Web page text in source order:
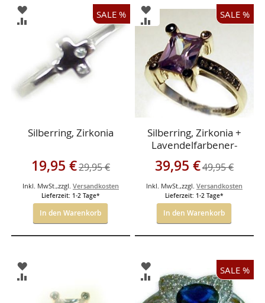
SALE %
ZUR
WUNSCHLISTE
ZUR
VERGLEICHSLISTE
HINZUFÜGEN
Silberring, Zirkonia
Sonderangebot
19,95 €29,95 €
Inkl. MwSt.,zzgl. Versandkosten
Lieferzeit: 1-2 Tage*
In den Warenkorb
SALE %
ZUR
WUNSCHLISTE
HINZUFÜGEN
ZUR
VERGLEICHSLISTE
HINZUFÜGEN
Silberring, Zirkonia +
Lavendelfarbener-
Stein 12*6 mmm
Sonderangebot
39,95 €49,95 €
Inkl. MwSt.,zzgl. Versandkosten
Lieferzeit: 1-2 Tage*
In den Warenkorb
ZUR
WUNSCHLISTE
ZUR
HINZUFÜGEN
SALE %
ZUR
WUNSCHLISTE
HINZUFÜGEN
ZUR
VERGLEICHSLISTE
HINZUFÜGEN